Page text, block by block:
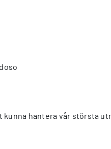
hantera vår största